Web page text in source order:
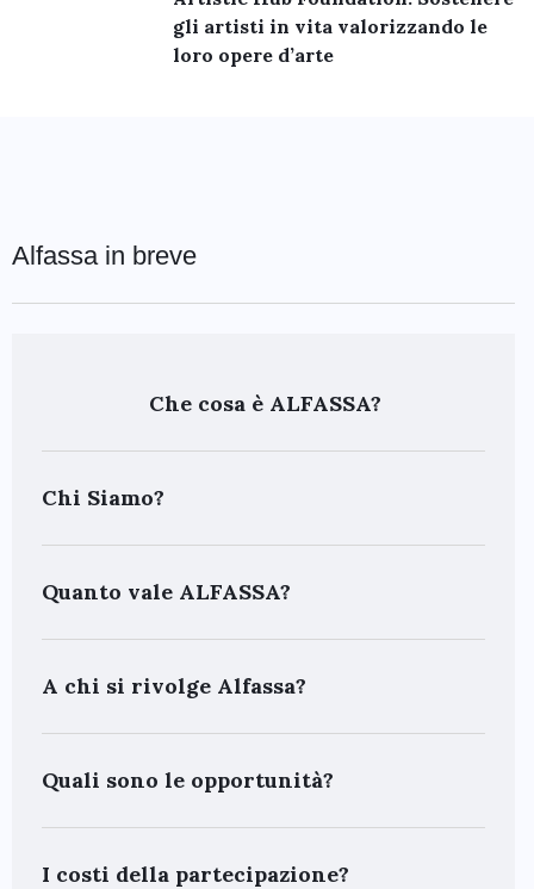
gli artisti in vita valorizzando le
loro opere d’arte
Alfassa in breve
Che cosa è ALFASSA?
Chi Siamo?
Quanto vale ALFASSA?
A chi si rivolge Alfassa?
Quali sono le opportunità?
I costi della partecipazione?